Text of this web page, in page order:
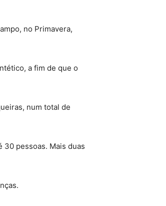
no Primavera,
a fim de que o
num total de
30 pessoas. Mais duas